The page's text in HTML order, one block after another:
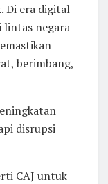
Di era digital
lintas negara
berimbang,
disrupsi
CAJ untuk